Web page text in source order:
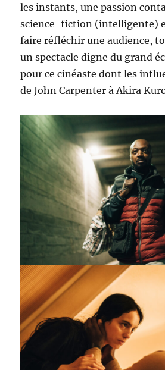
les instants, une passion
science-fiction (intelligente)
faire réfléchir une audience,
un spectacle digne du grand
pour ce cinéaste dont les
de John Carpenter à Akira